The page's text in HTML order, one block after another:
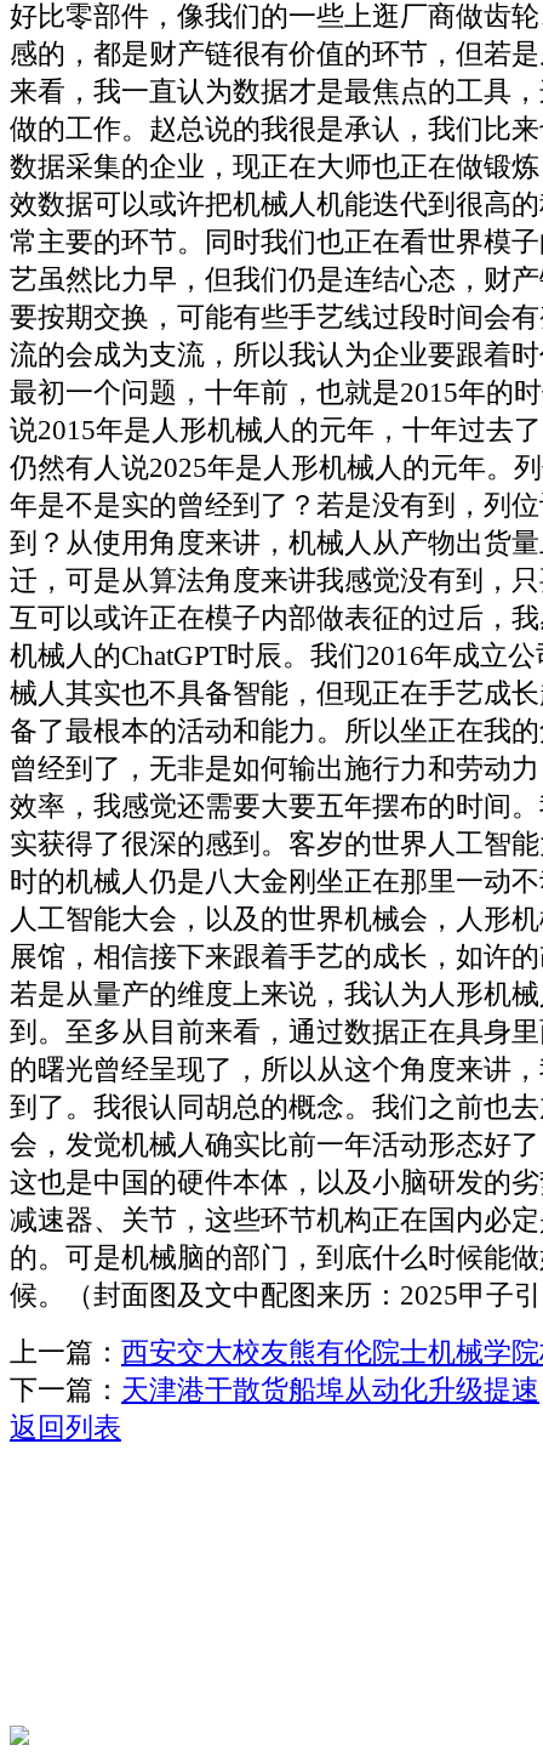
好比零部件，像我们的一些上逛厂商做齿
感的，都是财产链很有价值的环节，但若
来看，我一直认为数据才是最焦点的工具
做的工作。赵总说的我很是承认，我们比
数据采集的企业，现正在大师也正在做锻
效数据可以或许把机械人机能迭代到很高
常主要的环节。同时我们也正在看世界模
艺虽然比力早，但我们仍是连结心态，财
要按期交换，可能有些手艺线过段时间会
流的会成为支流，所以我认为企业要跟着
最初一个问题，十年前，也就是2015年的
说2015年是人形机械人的元年，十年过去
仍然有人说2025年是人形机械人的元年。
年是不是实的曾经到了？若是没有到，列
到？从使用角度来讲，机械人从产物出货
迁，可是从算法角度来讲我感觉没有到，
互可以或许正在模子内部做表征的过后，
机械人的ChatGPT时辰。我们2016年成立
械人其实也不具备智能，但现正在手艺成
备了最根本的活动和能力。所以坐正在我
曾经到了，无非是如何输出施行力和劳动
效率，我感觉还需要大要五年摆布的时间
实获得了很深的感到。客岁的世界人工智
时的机械人仍是八大金刚坐正在那里一动
人工智能大会，以及的世界机械会，人形
展馆，相信接下来跟着手艺的成长，如许
若是从量产的维度上来说，我认为人形机
到。至多从目前来看，通过数据正在具身里
的曙光曾经呈现了，所以从这个角度来讲
到了。我很认同胡总的概念。我们之前也
会，发觉机械人确实比前一年活动形态好
这也是中国的硬件本体，以及小脑研发的
减速器、关节，这些环节机构正在国内必
的。可是机械脑的部门，到底什么时候能
候。（封面图及文中配图来历：2025甲子
上一篇： 西安交大校友熊有伦院士机械学
下一篇： 天津港干散货船埠从动化升级提速
返回列表